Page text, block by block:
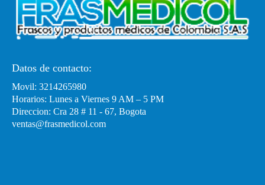
Datos de contacto:
Movil: 3214265980
Horarios: Lunes a Viernes 9 AM – 5 PM
Direccion: Cra 28 # 11 - 67, Bogota
ventas@frasmedicol.com